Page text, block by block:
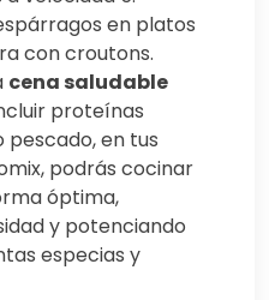
en platos
con croutons.
cena saludable
proteínas
pescado, en tus
podrás cocinar
óptima,
y potenciando
especias y